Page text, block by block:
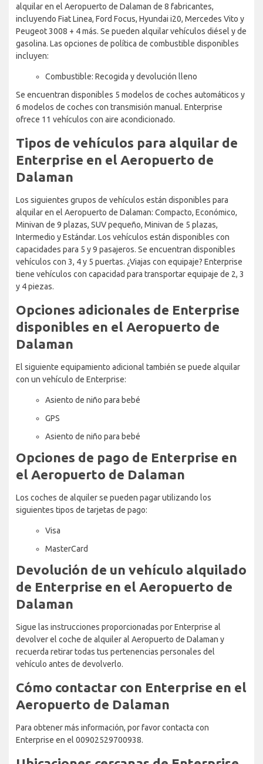
alquilar en el Aeropuerto de Dalaman de 8 fabricantes,
incluyendo Fiat Linea, Ford Focus, Hyundai i20, Mercedes Vito y
Peugeot 3008 + 4 más. Se pueden alquilar vehículos diésel y de
gasolina. Las opciones de política de combustible disponibles
incluyen:
Combustible: Recogida y devolución lleno
Se encuentran disponibles 5 modelos de coches automáticos y
6 modelos de coches con transmisión manual. Enterprise
ofrece 11 vehículos con aire acondicionado.
Tipos de vehículos para alquilar de
Enterprise en el Aeropuerto de
Dalaman
Los siguientes grupos de vehículos están disponibles para
alquilar en el Aeropuerto de Dalaman: Compacto, Económico,
Minivan de 9 plazas, SUV pequeño, Minivan de 5 plazas,
Intermedio y Estándar. Los vehículos están disponibles con
capacidades para 5 y 9 pasajeros. Se encuentran disponibles
vehículos con 3, 4 y 5 puertas. ¿Viajas con equipaje? Enterprise
tiene vehículos con capacidad para transportar equipaje de 2, 3
y 4 piezas.
Opciones adicionales de Enterprise
disponibles en el Aeropuerto de
Dalaman
El siguiente equipamiento adicional también se puede alquilar
con un vehículo de Enterprise:
Asiento de niño para bebé
GPS
Asiento de niño para bebé
Opciones de pago de Enterprise en
el Aeropuerto de Dalaman
Los coches de alquiler se pueden pagar utilizando los
siguientes tipos de tarjetas de pago:
Visa
MasterCard
Devolución de un vehículo alquilado
de Enterprise en el Aeropuerto de
Dalaman
Sigue las instrucciones proporcionadas por Enterprise al
devolver el coche de alquiler al Aeropuerto de Dalaman y
recuerda retirar todas tus pertenencias personales del
vehículo antes de devolverlo.
Cómo contactar con Enterprise en el
Aeropuerto de Dalaman
Para obtener más información, por favor contacta con
Enterprise en el 00902529700938.